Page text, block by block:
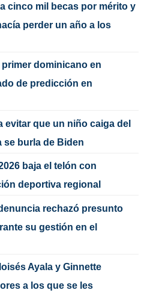
cinco mil becas por mérito y
perder un año a los
dominicano en
de predicción en
evitar que un niño caiga del
se burla de Biden
baja el telón con
deportiva regional
rechazó presunto
su gestión en el
Ayala y Ginnette
a los que se les